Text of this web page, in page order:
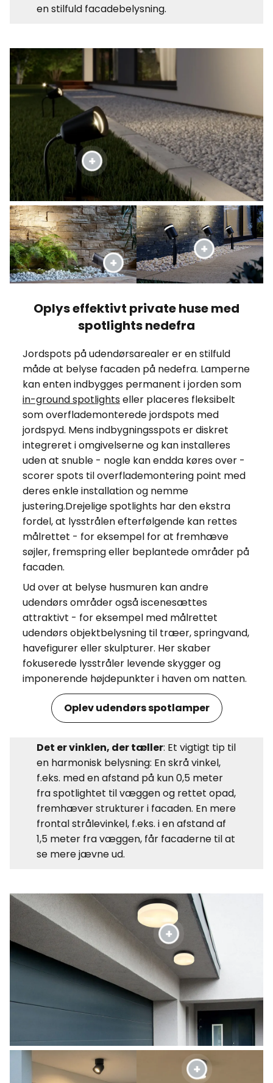
en stilfuld facadebelysning.
Oplys effektivt private huse med
spotlights nedefra
Jordspots på udendørsarealer er en stilfuld
måde at belyse facaden på nedefra. Lamperne
kan enten indbygges permanent i jorden som
in-ground spotlightseller placeres fleksibelt
som overflademonterede jordspots med
jordspyd. Mens indbygningsspots er diskret
integreret i omgivelserne og kan installeres
uden at snuble - nogle kan endda køres over -
scorer spots til overflademontering point med
deres enkle installation og nemme
justering.Drejelige spotlights har den ekstra
fordel, at lysstrålen efterfølgende kan rettes
målrettet - for eksempel for at fremhæve
søjler, fremspring eller beplantede områder på
facaden.
Ud over at belyse husmuren kan andre
udendørs områder også iscenesættes
attraktivt - for eksempel med målrettet
udendørs objektbelysning til træer, springvand,
havefigurer eller skulpturer. Her skaber
fokuserede lysstråler levende skygger og
imponerende højdepunkter i haven om natten.
Oplev udendørs spotlamper
Det er vinklen, der tæller: Et vigtigt tip til
en harmonisk belysning: En skrå vinkel,
f.eks. med en afstand på kun 0,5 meter
fra spotlightet til væggen og rettet opad,
fremhæver strukturer i facaden. En mere
frontal strålevinkel, f.eks. i en afstand af
1,5 meter fra væggen, får facaderne til at
se mere jævne ud.